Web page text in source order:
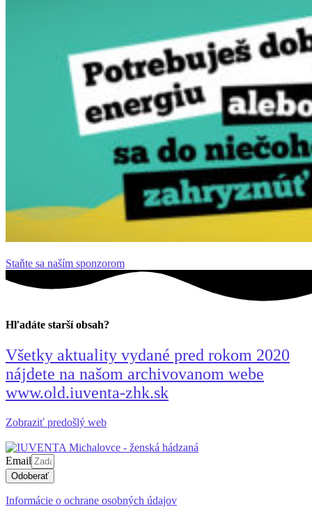
Staňte sa naším sponzorom
Hľadáte starší obsah?
Všetky aktuality vydané pred rokom 2020
nájdete na našom archivovanom webe
www.old.iuventa-zhk.sk
Zobraziť predošlý web
Email
Odoberať
Informácie o ochrane osobných údajov